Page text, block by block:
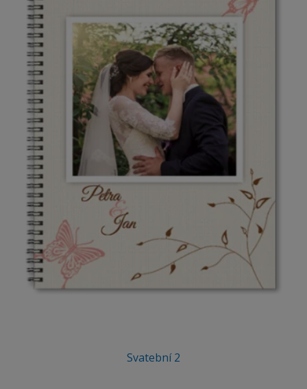
Svatební 2